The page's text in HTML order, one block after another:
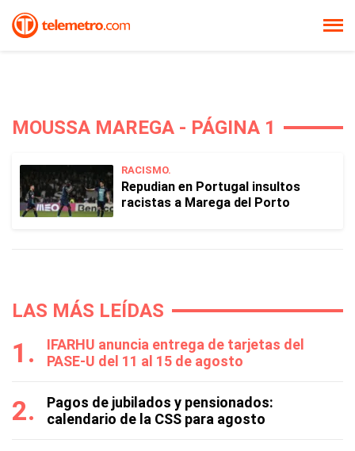
MOUSSA MAREGA - PÁGINA 1
RACISMO.
Repudian en Portugal insultos
racistas a Marega del Porto
LAS MÁS LEÍDAS
IFARHU anuncia entrega de tarjetas del
PASE-U del 11 al 15 de agosto
Pagos de jubilados y pensionados:
calendario de la CSS para agosto